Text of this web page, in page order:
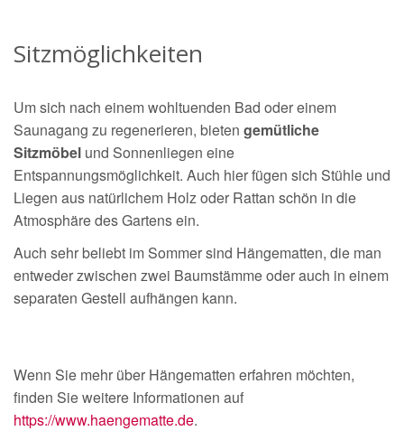
Sitzmöglichkeiten
Um sich nach einem wohltuenden Bad oder einem
Saunagang zu regenerieren, bieten gemütliche
Sitzmöbel und Sonnenliegen eine
Entspannungsmöglichkeit. Auch hier fügen sich Stühle und
Liegen aus natürlichem Holz oder Rattan schön in die
Atmosphäre des Gartens ein.
Auch sehr beliebt im Sommer sind Hängematten, die man
entweder zwischen zwei Baumstämme oder auch in einem
separaten Gestell aufhängen kann.
Wenn Sie mehr über Hängematten erfahren möchten,
finden Sie weitere Informationen auf
https://www.haengematte.de.